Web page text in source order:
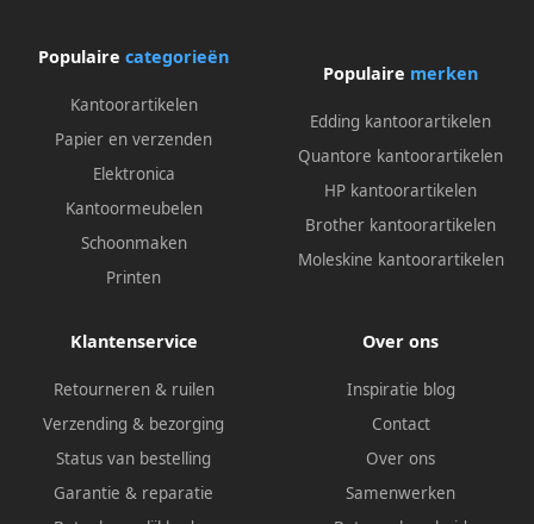
Populaire categorieën
Kantoorartikelen
Papier en verzenden
Elektronica
Kantoormeubelen
Schoonmaken
Printen
Populaire merken
Edding kantoorartikelen
Quantore kantoorartikelen
HP kantoorartikelen
Brother kantoorartikelen
Moleskine kantoorartikelen
Klantenservice
Retourneren & ruilen
Verzending & bezorging
Status van bestelling
Garantie & reparatie
Over ons
Inspiratie blog
Contact
Over ons
Samenwerken